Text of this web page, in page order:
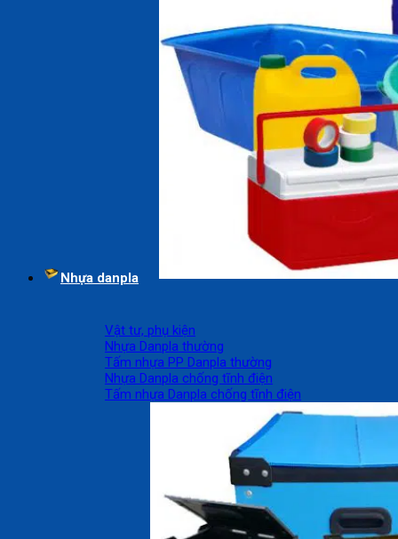
Nhựa danpla
Vật tư, phụ kiện
Nhựa Danpla thường
Tấm nhựa PP Danpla thường
Nhựa Danpla chống tĩnh điện
Tấm nhựa Danpla chống tĩnh điện